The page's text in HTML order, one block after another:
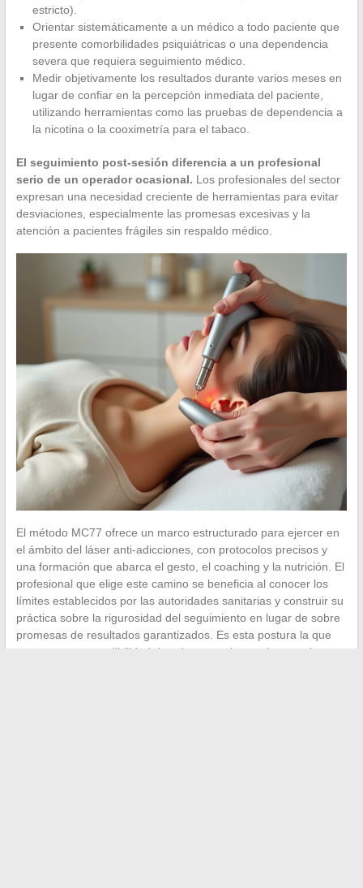
estricto).
Orientar sistemáticamente a un médico a todo paciente que
presente comorbilidades psiquiátricas o una dependencia
severa que requiera seguimiento médico.
Medir objetivamente los resultados durante varios meses en
lugar de confiar en la percepción inmediata del paciente,
utilizando herramientas como las pruebas de dependencia a
la nicotina o la cooximetría para el tabaco.
El seguimiento post-sesión diferencia a un profesional
serio de un operador ocasional. Los profesionales del sector
expresan una necesidad creciente de herramientas para evitar
desviaciones, especialmente las promesas excesivas y la
atención a pacientes frágiles sin respaldo médico.
El método MC77 ofrece un marco estructurado para ejercer en
el ámbito del láser anti-adicciones, con protocolos precisos y
una formación que abarca el gesto, el coaching y la nutrición. El
profesional que elige este camino se beneficia al conocer los
límites establecidos por las autoridades sanitarias y construir su
práctica sobre la rigurosidad del seguimiento en lugar de sobre
promesas de resultados garantizados. Es esta postura la que
construye una credibilidad duradera ante los pacientes y las